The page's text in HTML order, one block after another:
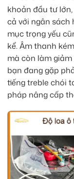
khoản đầu tư
cả với ngân sách
mục trọng yếu
kể. Âm thanh
mà còn làm
bạn đang gặp
tiếng treble chói
pháp nâng cấp